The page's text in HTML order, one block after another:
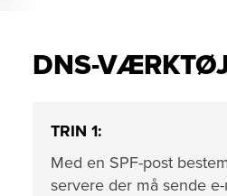
DNS-
TRIN 1:
Med en SPF-post
servere der må sende